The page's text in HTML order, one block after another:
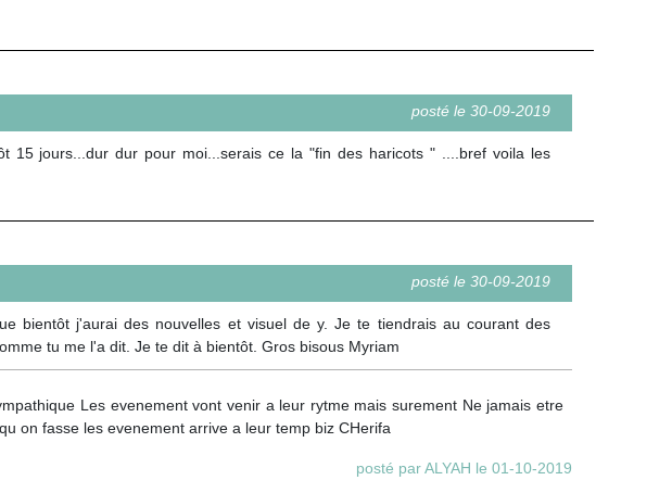
posté le 30-09-2019
15 jours...dur dur pour moi...serais ce la "fin des haricots " ....bref voila les
posté le 30-09-2019
bientôt j'aurai des nouvelles et visuel de y. Je te tiendrais au courant des
tu me l'a dit. Je te dit à bientôt. Gros bisous Myriam
Les evenement vont venir a leur rytme mais surement Ne jamais etre
on fasse les evenement arrive a leur temp biz CHerifa
posté par ALYAH le 01-10-2019